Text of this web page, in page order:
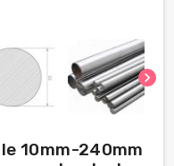
chevron_right
10mm-240mm